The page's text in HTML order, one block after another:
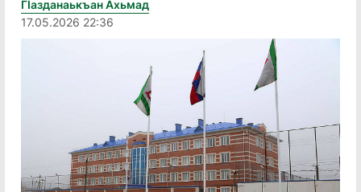
Гӏазданаькъан Ахьмад
17.05.2026 22:36